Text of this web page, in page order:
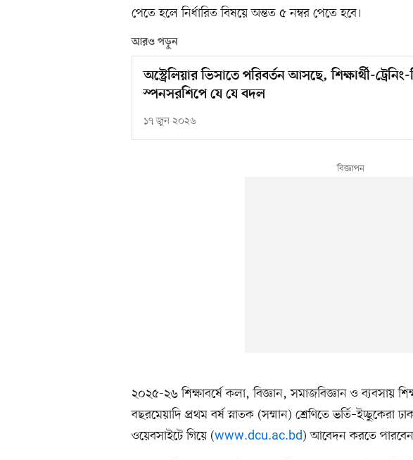
পেতে হলে নির্ধারিত বিষয়ে অন্তত ৫ নম্বর পেতে হবে।
আরও পড়ুন
অস্ট্রেলিয়ার ভিসাতে পরিবর্তন আসছে, শিক্ষার্থী-
স্পনসরশিপে যে যে বদল
১৭ জুন ২০২৬
২০২৫-২৬ শিক্ষাবর্ষে কলা, বিজ্ঞান, সমাজবিজ্ঞান ও ব্যবসায়
বছরমেয়াদি প্রথম বর্ষ স্নাতক (সম্মান) শ্রেণিতে ভর্তি–ইচ্ছুকেরা
ওয়েবসাইটে গিয়ে (www.dcu.ac.bd) আবেদন করতে